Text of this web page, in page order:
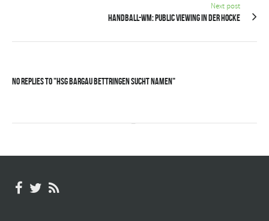
Next post
Handball-WM: Public Viewing in der Hocke
No Replies to "HSG Bargau Bettringen sucht Namen"